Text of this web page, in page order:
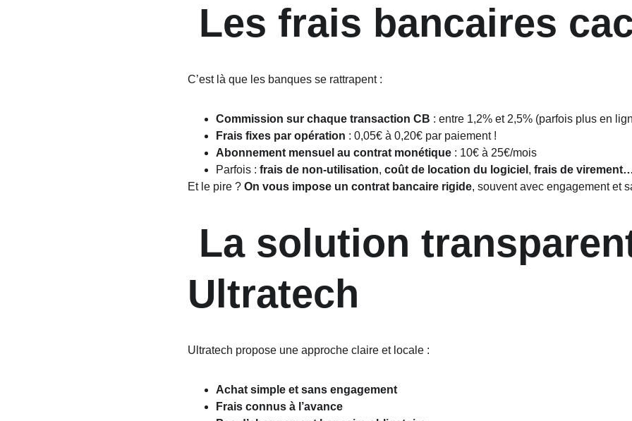
Les frais bancaires
C’est là que les banques se rattrapent :
Commission sur chaque transaction CB : entre 1,2% et 2,5% (parfois plus en
Frais fixes par opération : 0,05€ à 0,20€ par paiement !
Abonnement mensuel au contrat monétique : 10€ à 25€/mois
Parfois : frais de non-utilisation, coût de location du logiciel , frais de
Et le pire ? On vous impose un contrat bancaire rigide, souvent avec engagement et
Ultratech
Ultratech propose une approche claire et locale :
Achat simple et sans engagement
Frais connus à l’avance